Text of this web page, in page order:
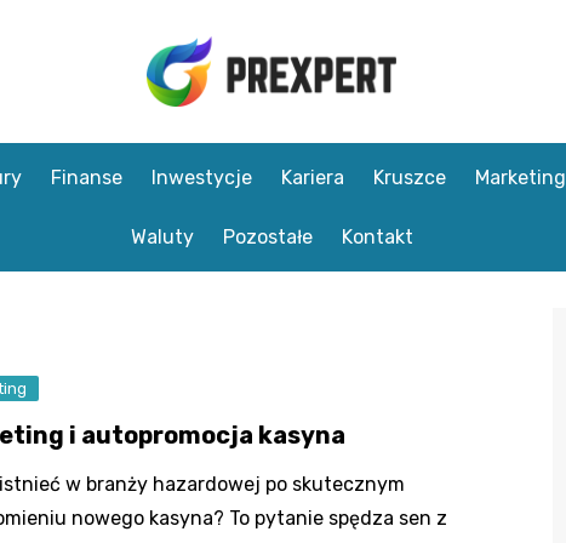
Finanse Inwestycje Kariera Kruszce Marketing
Waluty Pozostałe Kontakt
i autopromocja kasyna
w branży hazardowej po skutecznym
nowego kasyna? To pytanie spędza sen z